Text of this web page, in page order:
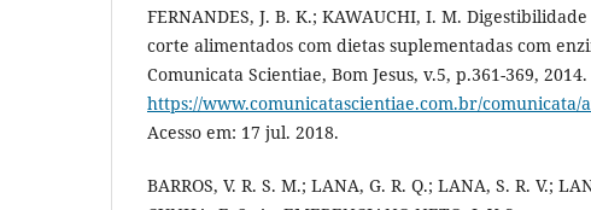
FERNANDES, J. B. K.; KAWAUCHI, I. M.
corte alimentados com dietas suplementadas com
Comunicata Scientiae, Bom Jesus, v.5, p.361-369,
https://www.comunicatascientiae.com.br/comunicata/
Acesso em: 17 jul. 2018.
BARROS, V. R. S. M.; LANA, G. R. Q.; LANA, S. R. V.;